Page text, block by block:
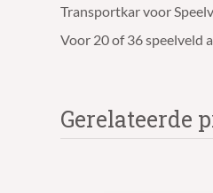
Transportkar voor
Voor 20 of 36 speelveld
Gerelateerde